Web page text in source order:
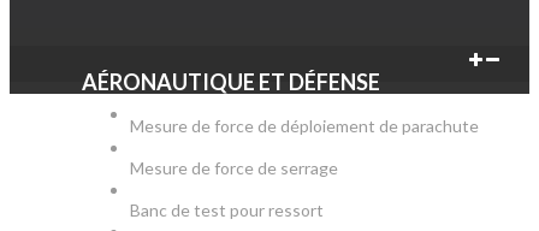
AÉRONAUTIQUE ET DÉFENSE
Mesure de force de déploiement de parachute
Mesure de force de serrage
Banc de test pour ressort